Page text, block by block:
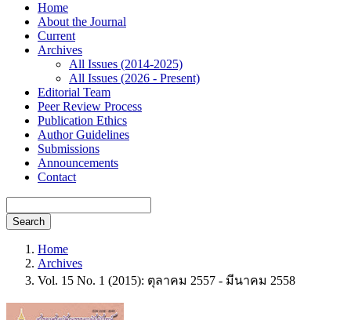
Home
About the Journal
Current
Archives
All Issues (2014-2025)
All Issues (2026 - Present)
Editorial Team
Peer Review Process
Publication Ethics
Author Guidelines
Submissions
Announcements
Contact
Search
Home
Archives
Vol. 15 No. 1 (2015): ตุลาคม 2557 - มีนาคม 2558